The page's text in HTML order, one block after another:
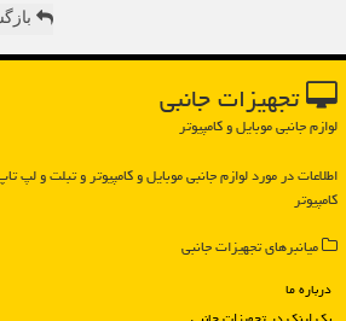
تجهیزات جانبی
لوازم جانبی موبایل و کامپیوتر
اطلاعات در مورد لوازم جانبی موبایل و كامپیوتر و تبلت و لپ
كامپیوتر
میانبرهای تجهیزات جانبی
درباره ما